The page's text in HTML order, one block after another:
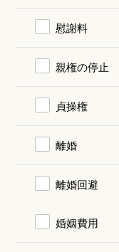
慰謝料
親権の停止
貞操権
離婚
離婚回避
婚姻費用